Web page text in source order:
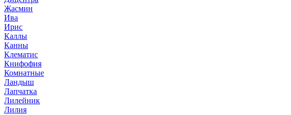
Жасмин
Ива
Ирис
Каллы
Канны
Клематис
Книфофия
Комнатные
Ландыш
Лапчатка
Лилейник
Лилия